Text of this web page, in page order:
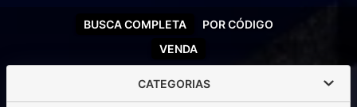
VENDA
BUSCA COMPLETA POR CÓDIGO
CATEGORIAS